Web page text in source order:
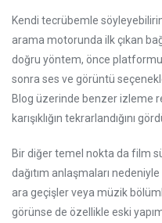
Kendi tecrübemle
arama motorunda ilk çıkan
doğru yöntem, önce
sonra ses ve görüntü
Blog üzerinde benzer izleme
karışıklığın tekrarlandığını
Bir diğer temel nokta da film
dağıtım anlaşmaları
ara geçişler veya müzik
görünse de özellikle eski